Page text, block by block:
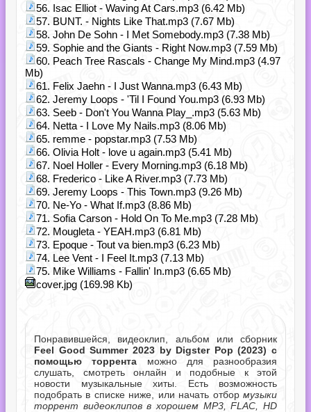
56. Isac Elliot - Waving At Cars.mp3 (6.42 Mb)
57. BUNT. - Nights Like That.mp3 (7.67 Mb)
58. John De Sohn - I Met Somebody.mp3 (7.38 Mb)
59. Sophie and the Giants - Right Now.mp3 (7.59 Mb)
60. Peach Tree Rascals - Change My Mind.mp3 (4.97
Mb)
61. Felix Jaehn - I Just Wanna.mp3 (6.43 Mb)
62. Jeremy Loops - 'Til I Found You.mp3 (6.93 Mb)
63. Seeb - Don't You Wanna Play_.mp3 (5.63 Mb)
64. Netta - I Love My Nails.mp3 (8.06 Mb)
65. remme - popstar.mp3 (7.53 Mb)
66. Olivia Holt - love u again.mp3 (5.41 Mb)
67. Noel Holler - Every Morning.mp3 (6.18 Mb)
68. Frederico - Like A River.mp3 (7.73 Mb)
69. Jeremy Loops - This Town.mp3 (9.26 Mb)
70. Ne-Yo - What If.mp3 (8.86 Mb)
71. Sofia Carson - Hold On To Me.mp3 (7.28 Mb)
72. Mougleta - YEAH.mp3 (6.81 Mb)
73. Epoque - Tout va bien.mp3 (6.23 Mb)
74. Lee Vent - I Feel It.mp3 (7.13 Mb)
75. Mike Williams - Fallin' In.mp3 (6.65 Mb)
cover.jpg (169.98 Kb)
Понравившейся, видеоклип, альбом или сборник
Feel Good Summer 2023 by Digster Pop (2023) с
помощью торрента можно для разнообразия
слушать, смотреть онлайн и подобные к этой
новости музыкальные хиты. Есть возможность
подобрать в списке ниже, или начать отбор музыки
торрент видеоклипов в хорошем MP3, FLAC, HD